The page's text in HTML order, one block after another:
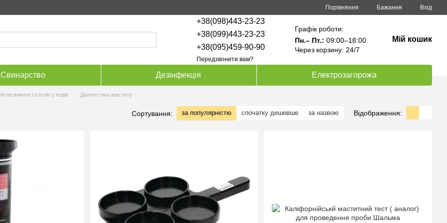
Порівняння Бажання Вхід
+38(098)443-23-23
+38(099)443-23-23
+38(095)459-90-90
Передзвонити вам?
Графік роботи:
Пн.– Пт.: 09:00–18:00
Через корзину: 24/7
Мій кошик
Свинарство Дезінфекція Електрозагорожа
вимені і сосків у корів Діагностика маститу
Сортування: за популярністю спочатку дешевше за назвою Відображення: